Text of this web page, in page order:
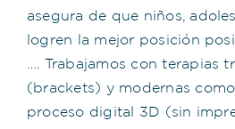
asegura de que niños,
logren la mejor posición
…. Trabajamos con terapias
(brackets) y modernas
proceso digital 3D (sin